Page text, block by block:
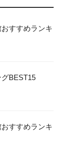
すすめランキ
BEST15
すすめランキ